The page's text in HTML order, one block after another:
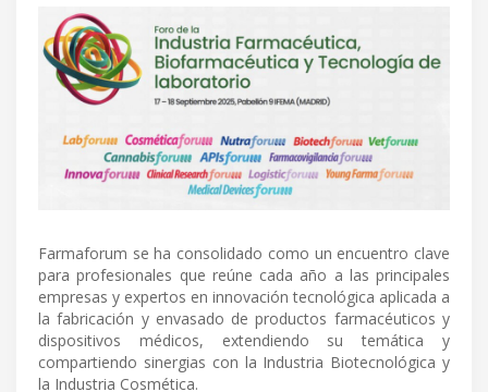
Farmaforum se ha consolidado como un encuentro clave
para profesionales que reúne cada año a las principales
empresas y expertos en innovación tecnológica aplicada a
la fabricación y envasado de productos farmacéuticos y
dispositivos médicos, extendiendo su temática y
compartiendo sinergias con la Industria Biotecnológica y
la Industria Cosmética.